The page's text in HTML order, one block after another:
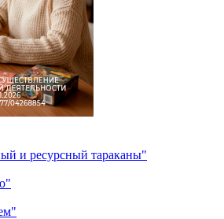
и ресурсный тараканы"